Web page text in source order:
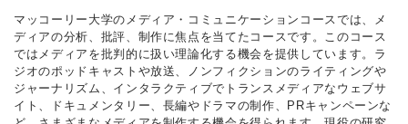
マッコーリー大学のメディア・コミュニケーションコースでは、メ
ディアの分析、批評、制作に焦点を当てたコースです。このコース
ではメディアを批判的に扱い理論化する機会を提供しています。ラ
ジオのポッドキャストや放送、ノンフィクションのライティングや
ジャーナリズム、インタラクティブでトランスメディアなウェブサ
イト、ドキュメンタリー、長編やドラマの制作、PRキャンペーンな